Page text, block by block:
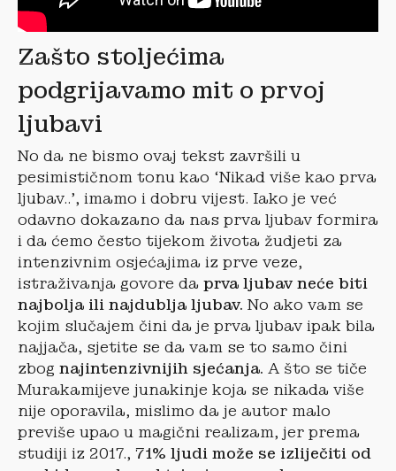
Zašto stoljećima
podgrijavamo mit o prvoj
ljubavi
No da ne bismo ovaj tekst završili u
pesimističnom tonu kao ‘Nikad više kao prva
ljubav..’, imamo i dobru vijest. Iako je već
odavno dokazano da nas prva ljubav formira
i da ćemo često tijekom života žudjeti za
intenzivnim osjećajima iz prve veze,
istraživanja govore da prva ljubav neće biti
najbolja ili najdublja ljubav. No ako vam se
kojim slučajem čini da je prva ljubav ipak bila
najjača, sjetite se da vam se to samo čini
zbog najintenzivnijih sjećanja. A što se tiče
Murakamijeve junakinje koja se nikada više
nije oporavila, mislimo da je autor malo
previše upao u magični realizam, jer prema
studiji iz 2017., 71% ljudi može se izliječiti od